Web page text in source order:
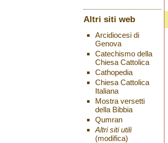
Altri siti web
Arcidiocesi di
Genova
Catechismo della
Chiesa Cattolica
Cathopedia
Chiesa Cattolica
Italiana
Mostra versetti
della Bibbia
Qumran
Altri siti utili
(modifica)